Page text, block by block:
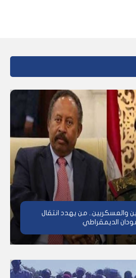
والعسكريين.. من يهدد انتقال
الديمقراطي